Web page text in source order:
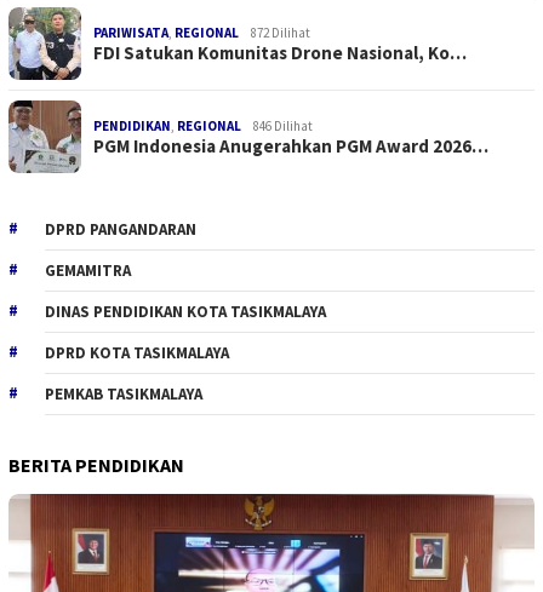
PARIWISATA, REGIONAL 872 Dilihat
FDI Satukan Komunitas Drone Nasional, Ko…
PENDIDIKAN, REGIONAL 846 Dilihat
PGM Indonesia Anugerahkan PGM Award 2026…
DPRD PANGANDARAN
GEMAMITRA
DINAS PENDIDIKAN KOTA TASIKMALAYA
DPRD KOTA TASIKMALAYA
PEMKAB TASIKMALAYA
BERITA PENDIDIKAN